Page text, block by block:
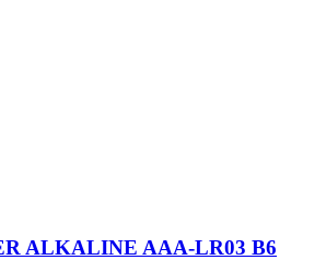
ALKALINE AAA-LR03 B6